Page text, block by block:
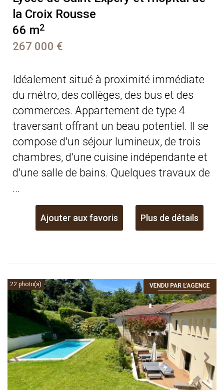
la Croix Rousse
66 m2
267 000 €
Idéalement situé à proximité immédiate
du métro, des collèges, des bus et des
commerces. Appartement de type 4
traversant offrant un beau potentiel. Il se
compose d'un séjour lumineux, de trois
chambres, d'une cuisine indépendante et
d'une salle de bains. Quelques travaux de
...
Ajouter aux favoris Plus de détails
22 photo(s)